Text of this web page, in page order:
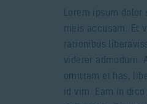
NOTÍCIAS
JUNTE-SE
DENÚNCIA
Lorem ipsum dolor
meis accusam. Et
rationibus
viderer admodum.
omittam ei has,
id vim. Eam in